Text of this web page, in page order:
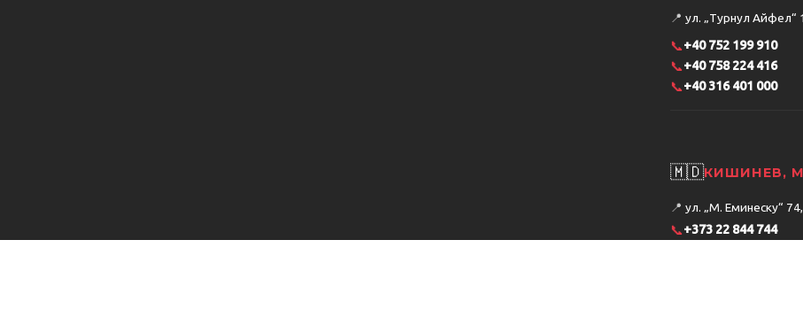
📍 ул. „Турнул Айфел“
📞+40 752 199 910
📞+40 758 224 416
📞+40 316 401 000
🇲🇩КИШИНЕВ,
📍 ул. „М. Еминеску“
📞+373 22 844 744